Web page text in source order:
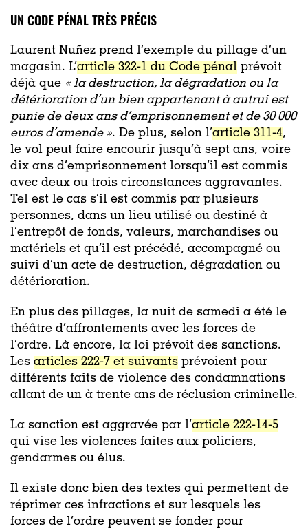
UN CODE PÉNAL TRÈS PRÉCIS
Laurent Nuñez prend l’exemple du pillage d’un
magasin. L’article 322-1 du Code pénal prévoit
déjà que « la destruction, la dégradation ou la
détérioration d’un bien appartenant à autrui est
punie de deux ans d’emprisonnement et de 30 000
euros d’amende ». De plus, selon l’article 311-4,
le vol peut faire encourir jusqu’à sept ans, voire
dix ans d’emprisonnement lorsqu’il est commis
avec deux ou trois circonstances aggravantes.
Tel est le cas s’il est commis par plusieurs
personnes, dans un lieu utilisé ou destiné à
l’entrepôt de fonds, valeurs, marchandises ou
matériels et qu’il est précédé, accompagné ou
suivi d’un acte de destruction, dégradation ou
détérioration.
En plus des pillages, la nuit de samedi a été le
théâtre d’affrontements avec les forces de
l’ordre. Là encore, la loi prévoit des sanctions.
Les articles 222-7 et suivants prévoient pour
différents faits de violence des condamnations
allant de un à trente ans de réclusion criminelle.
La sanction est aggravée par l’article 222-14-5
qui vise les violences faites aux policiers,
gendarmes ou élus.
Il existe donc bien des textes qui permettent de
réprimer ces infractions et sur lesquels les
forces de l’ordre peuvent se fonder pour